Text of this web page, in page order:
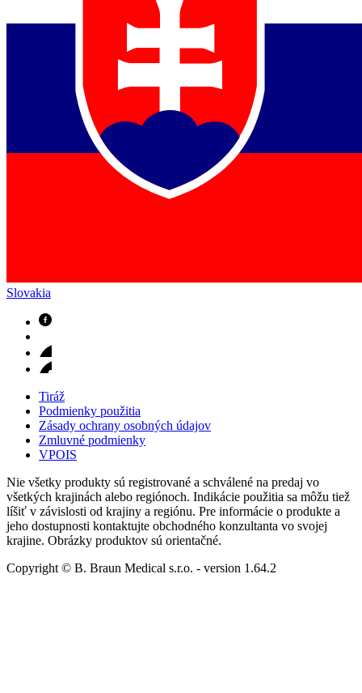
Slovakia
Tiráž
Podmienky použitia
Zásady ochrany osobných údajov
Zmluvné podmienky
VPOIS
Nie všetky produkty sú registrované a schválené na predaj vo
všetkých krajinách alebo regiónoch. Indikácie použitia sa môžu tiež
líšiť v závislosti od krajiny a regiónu. Pre informácie o produkte a
jeho dostupnosti kontaktujte obchodného konzultanta vo svojej
krajine. Obrázky produktov sú orientačné.
Copyright © B. Braun Medical s.r.o. - version 1.64.2